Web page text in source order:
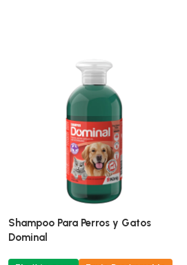
Shampoo Para Perros y Gatos
Dominal